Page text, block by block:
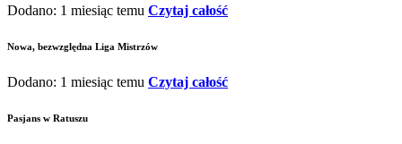
Dodano: 1 miesiąc temu Czytaj całość
Nowa, bezwzględna Liga Mistrzów
Dodano: 1 miesiąc temu Czytaj całość
Pasjans w Ratuszu